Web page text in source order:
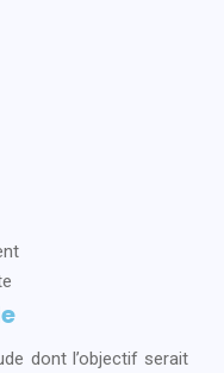
dont l’objectif serait